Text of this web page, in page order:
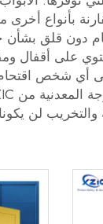
بأنواع أخرى
دون قلق بشأن
على أقفال
أي شخص
والتخريب لن